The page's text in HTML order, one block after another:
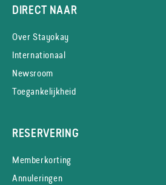
DIRECT NAAR
Over Stayokay
Internationaal
Newsroom
Toegankelijkheid
RESERVERING
Memberkorting
Annuleringen